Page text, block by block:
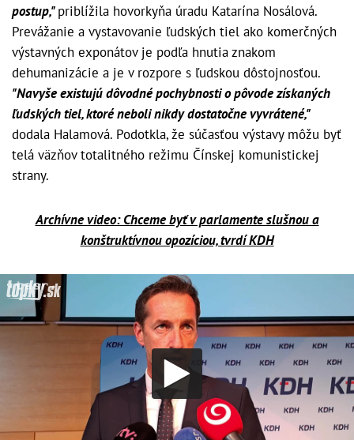
postup,"priblížila hovorkyňa úradu Katarína Nosálová.
Prevážanie a vystavovanie ľudských tiel ako komerčných
výstavných exponátov je podľa hnutia znakom
dehumanizácie a je v rozpore s ľudskou dôstojnosťou.
"Navyše existujú dôvodné pochybnosti o pôvode získaných
ľudských tiel, ktoré neboli nikdy dostatočne vyvrátené,"
dodala Halamová. Podotkla, že súčasťou výstavy môžu byť
telá väzňov totalitného režimu Čínskej komunistickej
strany.
Archívne video: Chceme byť v parlamente slušnou a
konštruktívnou opozíciou, tvrdí KDH